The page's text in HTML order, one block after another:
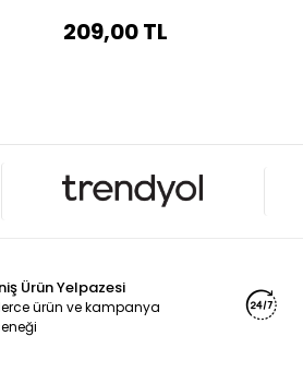
209,00 TL
Ürün Yelpazesi
ürün ve kampanya